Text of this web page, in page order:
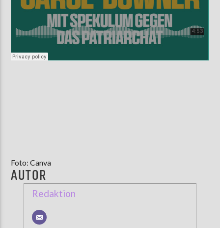
Foto: Canva
AUTOR
Redaktion